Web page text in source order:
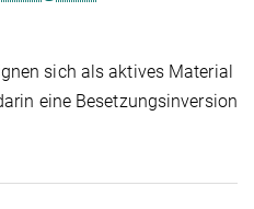
sich als aktives Material
eine Besetzungsinversion